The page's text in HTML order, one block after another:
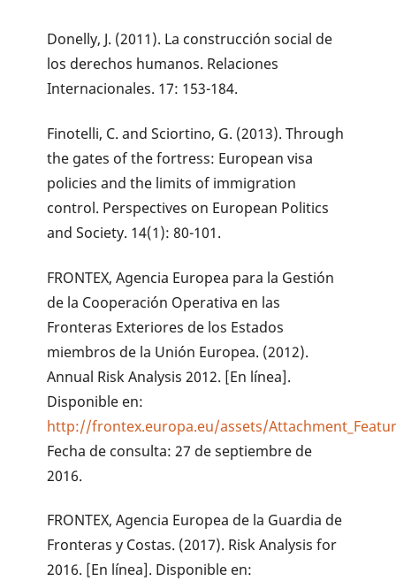
Donelly, J. (2011). La construcción social de
los derechos humanos. Relaciones
Internacionales. 17: 153-184.
Finotelli, C. and Sciortino, G. (2013). Through
the gates of the fortress: European visa
policies and the limits of immigration
control. Perspectives on European Politics
and Society. 14(1): 80-101.
FRONTEX, Agencia Europea para la Gestión
de la Cooperación Operativa en las
Fronteras Exteriores de los Estados
miembros de la Unión Europea. (2012).
Annual Risk Analysis 2012. [En línea].
Disponible en:
http://frontex.europa.eu/assets/
Fecha de consulta: 27 de septiembre de
2016.
FRONTEX, Agencia Europea de la Guardia de
Fronteras y Costas. (2017). Risk Analysis for
2016. [En línea]. Disponible en: